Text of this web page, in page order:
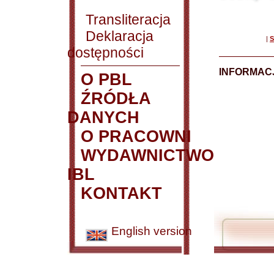
Transliteracja
Deklaracja
dostępności
O PBL
ŹRÓDŁA
DANYCH
O PRACOWNI
WYDAWNICTWO
IBL
KONTAKT
English version
|